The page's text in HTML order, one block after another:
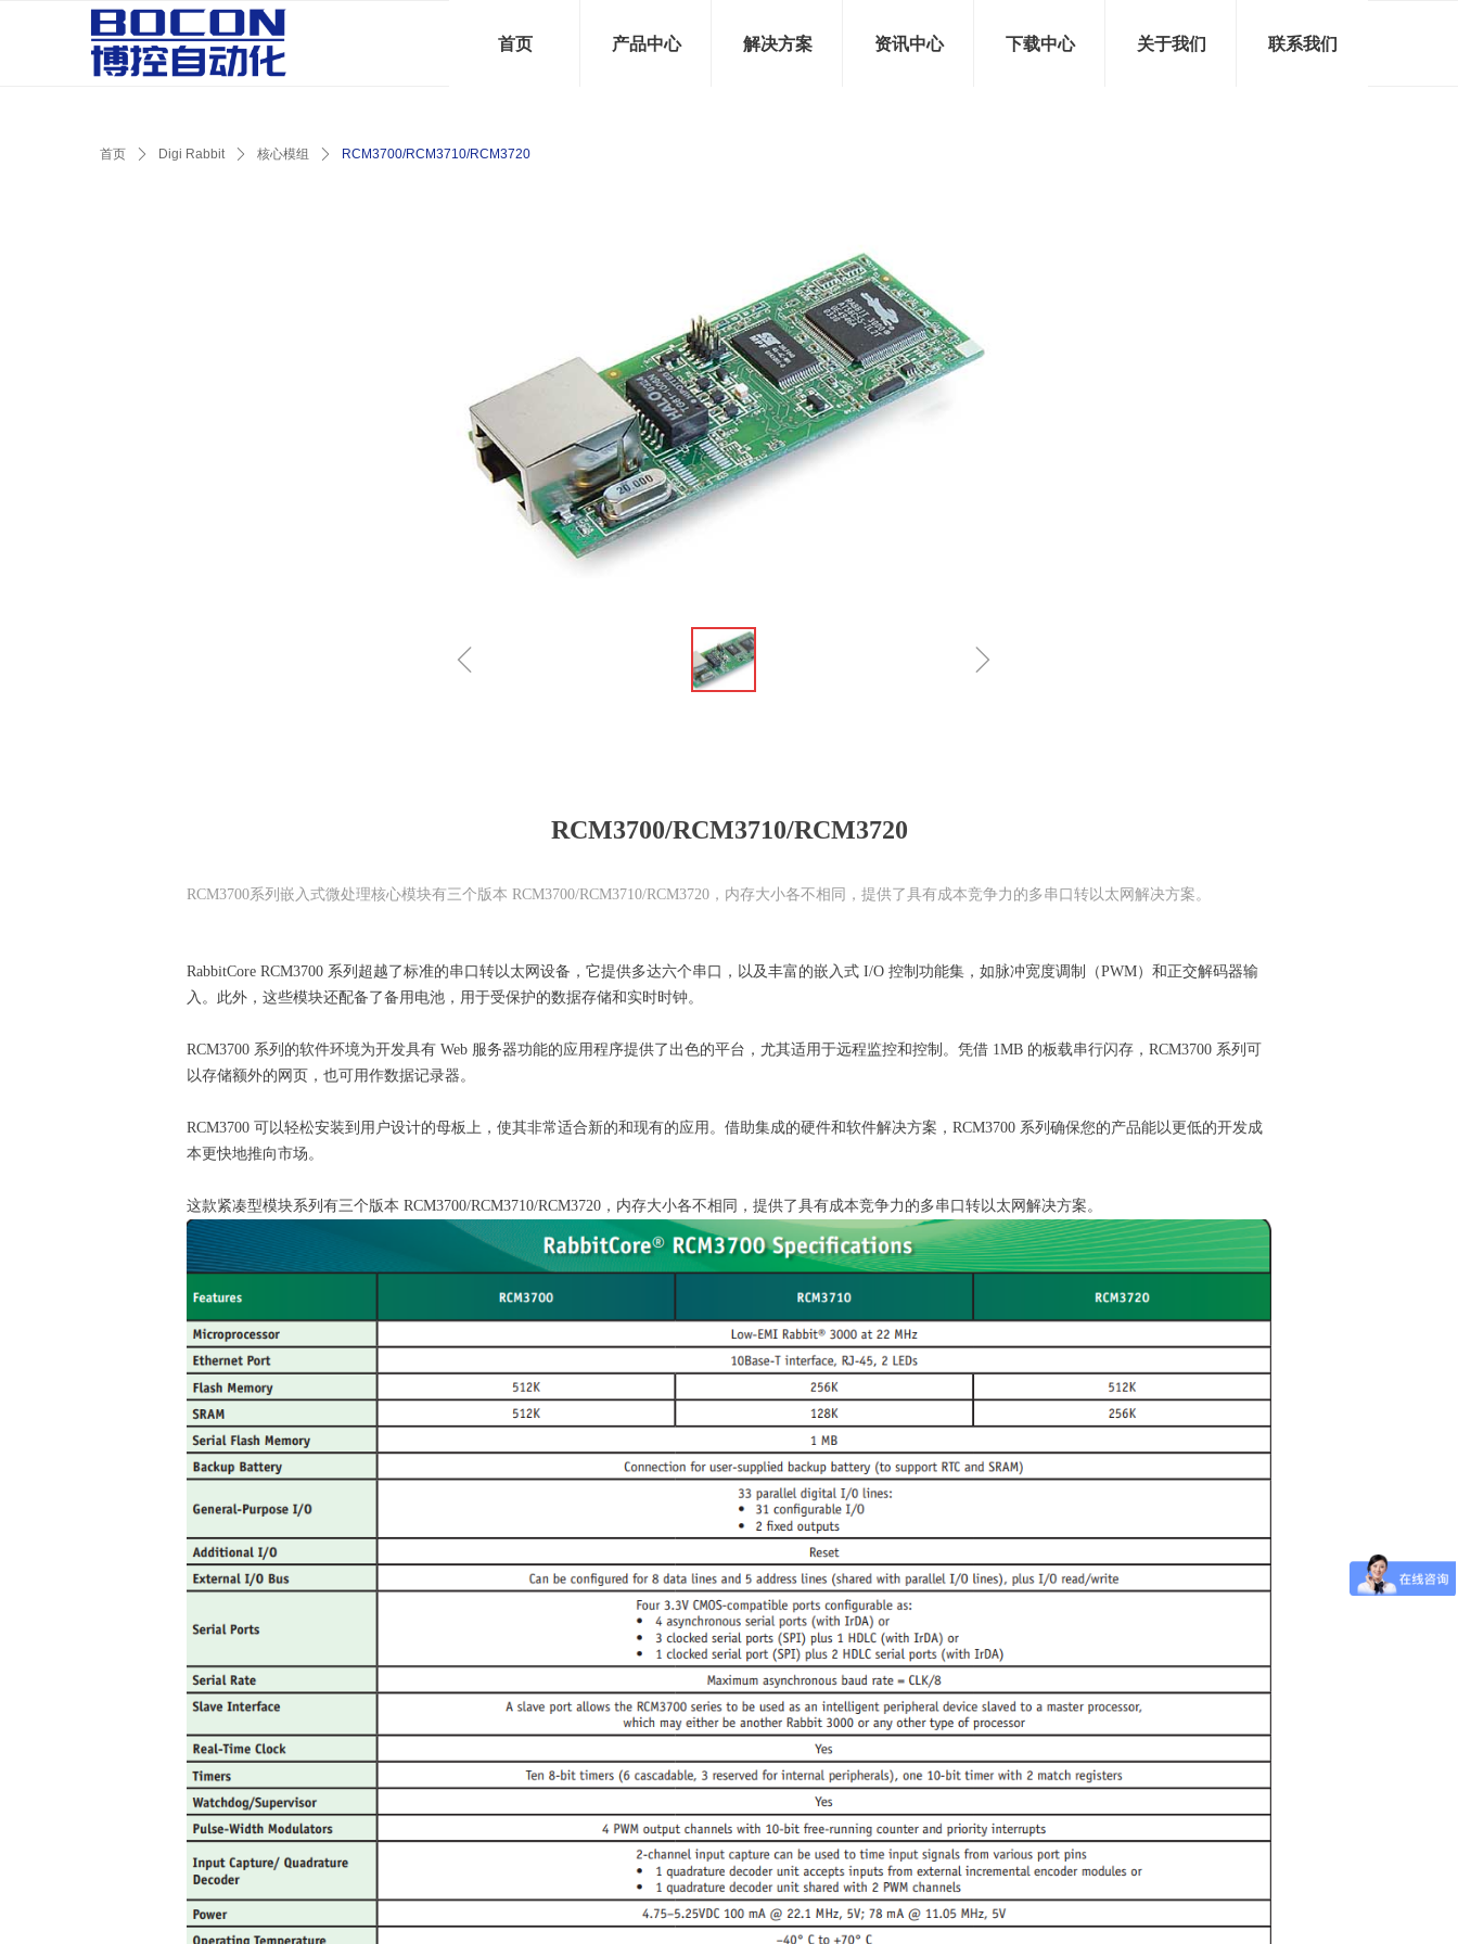
首页 产品中心 解决方案 资讯中心 下载中心 关于我们 联系我们
首页 ꄲ Digi Rabbit ꄲ 核心模组 ꄲ RCM3700/RCM3710/RCM3720
RCM3700/RCM3710/RCM3720
RCM3700系列嵌入式微处理核心模块有三个版本 RCM3700/RCM3710/RCM3720，内存大小各不相同，提供了具有成本竞争力的多串口转以太网解决方案。
RabbitCore RCM3700 系列超越了标准的串口转以太网设备，它提供多达六个串口，以及丰富的嵌入式 I/O 控制功能集，如脉冲宽度调制（PWM）和正交解码器输
入。此外，这些模块还配备了备用电池，用于受保护的数据存储和实时时钟。
RCM3700 系列的软件环境为开发具有 Web 服务器功能的应用程序提供了出色的平台，尤其适用于远程监控和控制。凭借 1MB 的板载串行闪存，RCM3700 系列可
以存储额外的网页，也可用作数据记录器。
RCM3700 可以轻松安装到用户设计的母板上，使其非常适合新的和现有的应用。借助集成的硬件和软件解决方案，RCM3700 系列确保您的产品能以更低的开发成
本更快地推向市场。
这款紧凑型模块系列有三个版本 RCM3700/RCM3710/RCM3720，内存大小各不相同，提供了具有成本竞争力的多串口转以太网解决方案。
ꁆ ꁇ